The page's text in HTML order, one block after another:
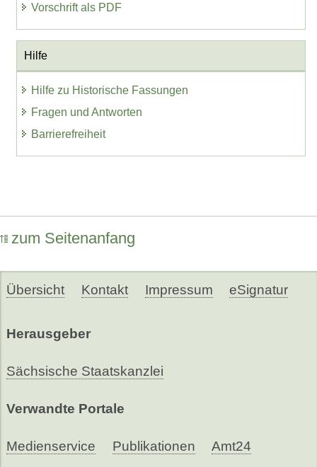
Vorschrift als PDF
Hilfe
Hilfe zu Historische Fassungen
Fragen und Antworten
Barrierefreiheit
zum Seitenanfang
Übersicht Kontakt Impressum eSignatur
Herausgeber
Sächsische Staatskanzlei
Verwandte Portale
Medienservice Publikationen Amt24